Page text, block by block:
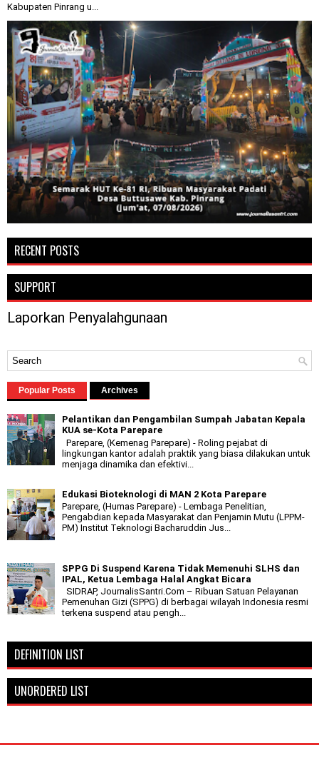
Kabupaten Pinrang u...
RECENT POSTS
SUPPORT
Laporkan Penyalahgunaan
Popular Posts Archives
Pelantikan dan Pengambilan Sumpah Jabatan Kepala
KUA se-Kota Parepare
Parepare, (Kemenag Parepare) - Roling pejabat di
lingkungan kantor adalah praktik yang biasa dilakukan untuk
menjaga dinamika dan efektivi...
Edukasi Bioteknologi di MAN 2 Kota Parepare
Parepare, (Humas Parepare) - Lembaga Penelitian,
Pengabdian kepada Masyarakat dan Penjamin Mutu (LPPM-
PM) Institut Teknologi Bacharuddin Jus...
SPPG Di Suspend Karena Tidak Memenuhi SLHS dan
IPAL, Ketua Lembaga Halal Angkat Bicara
SIDRAP, JournalisSantri.Com – Ribuan Satuan Pelayanan
Pemenuhan Gizi (SPPG) di berbagai wilayah Indonesia resmi
terkena suspend atau pengh...
DEFINITION LIST
UNORDERED LIST